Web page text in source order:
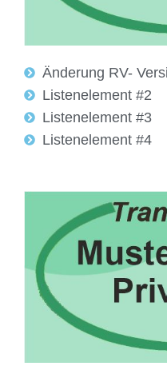
Änderung RV-
Listenelement #2
Listenelement #3
Listenelement #4